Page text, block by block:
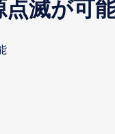
点滅が可